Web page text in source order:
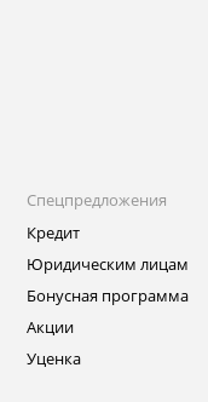
Спецпредложения
Кредит
Юридическим лицам
Бонусная программа
Акции
Уценка